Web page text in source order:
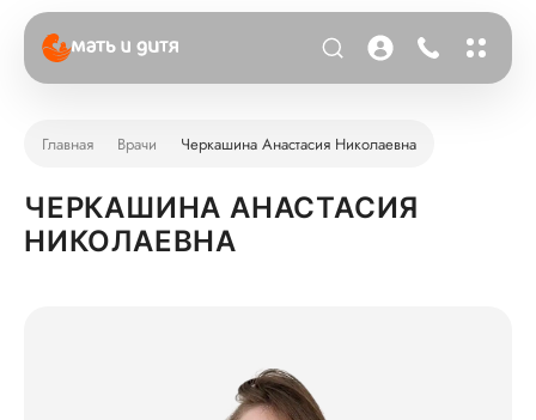
Главная Врачи Черкашина Анастасия Николаевна
ЧЕРКАШИНА АНАСТАСИЯ
НИКОЛАЕВНА